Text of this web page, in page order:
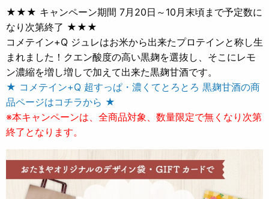
★★★ キャンペーン期間 7月20日～10月末頃まで予定数に
なり次第終了 ★★★
コメテイン+Q ジュレはお米から出来たプロテインと称し生
まれました！クエン酸度の高い黒麹を選抜し、そこにレモ
ン濃縮を増し増しで加えて出来た黒麹甘酒です。
★ コメテイン+Q 超すっぱ・濃くてとろとろ 黒麹甘酒の商
品ページはコチラから ★
※本キャンペーンは、全商品対象、数量限定で無くなり次第
終了となります。